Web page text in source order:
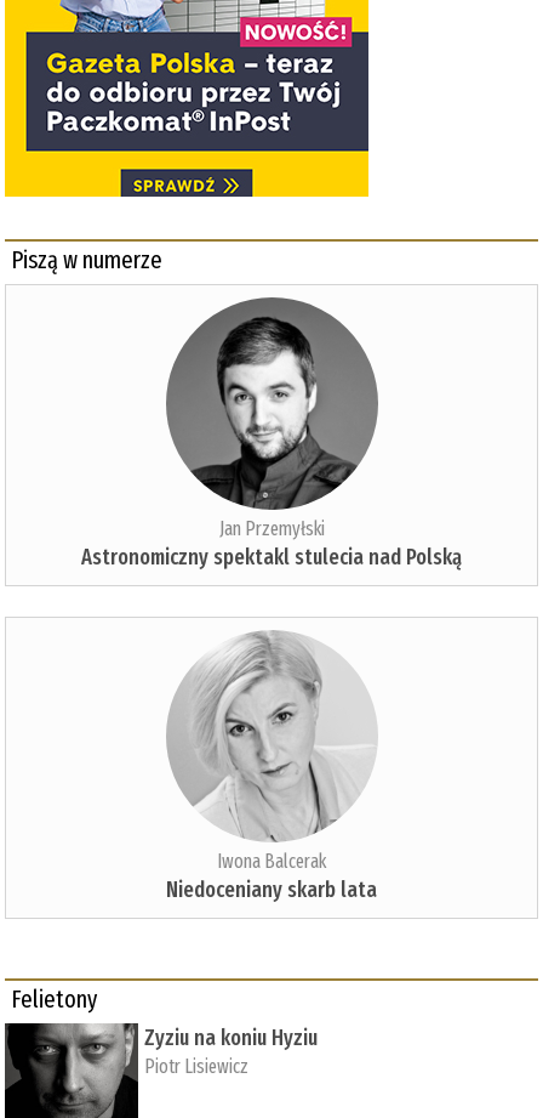
Piszą w numerze
Jan Przemyłski
Astronomiczny spektakl stulecia nad Polską
Iwona Balcerak
Niedoceniany skarb lata
Felietony
Zyziu na koniu Hyziu
Piotr Lisiewicz